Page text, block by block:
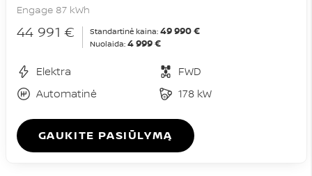
Engage 87 kWh
44 991 € Standartinė kaina: 49 990 €
Nuolaida: 4 999 €
Elektra
FWD
Automatinė
178 kW
GAUKITE PASIŪLYMĄ